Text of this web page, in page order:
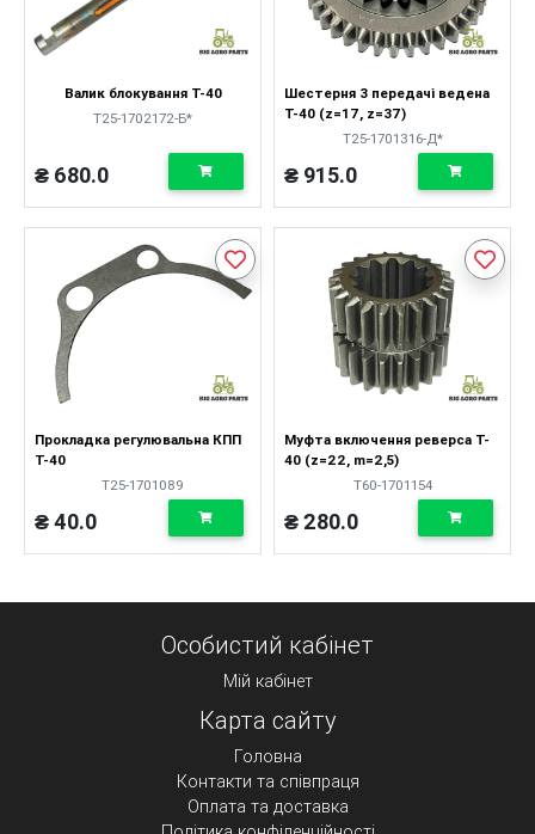
Валик блокування Т-40
Т25-1702172-Б*
₴ 680.0
Шестерня 3 передачі ведена
Т-40 (z=17, z=37)
Т25-1701316-Д*
₴ 915.0
Прокладка регулювальна КПП
Т-40
Т25-1701089
₴ 40.0
Муфта включення реверса Т-
40 (z=22, m=2,5)
Т60-1701154
₴ 280.0
Особистий кабінет
Мій кабінет
Карта сайту
Головна
Контакти та співпраця
Оплата та доставка